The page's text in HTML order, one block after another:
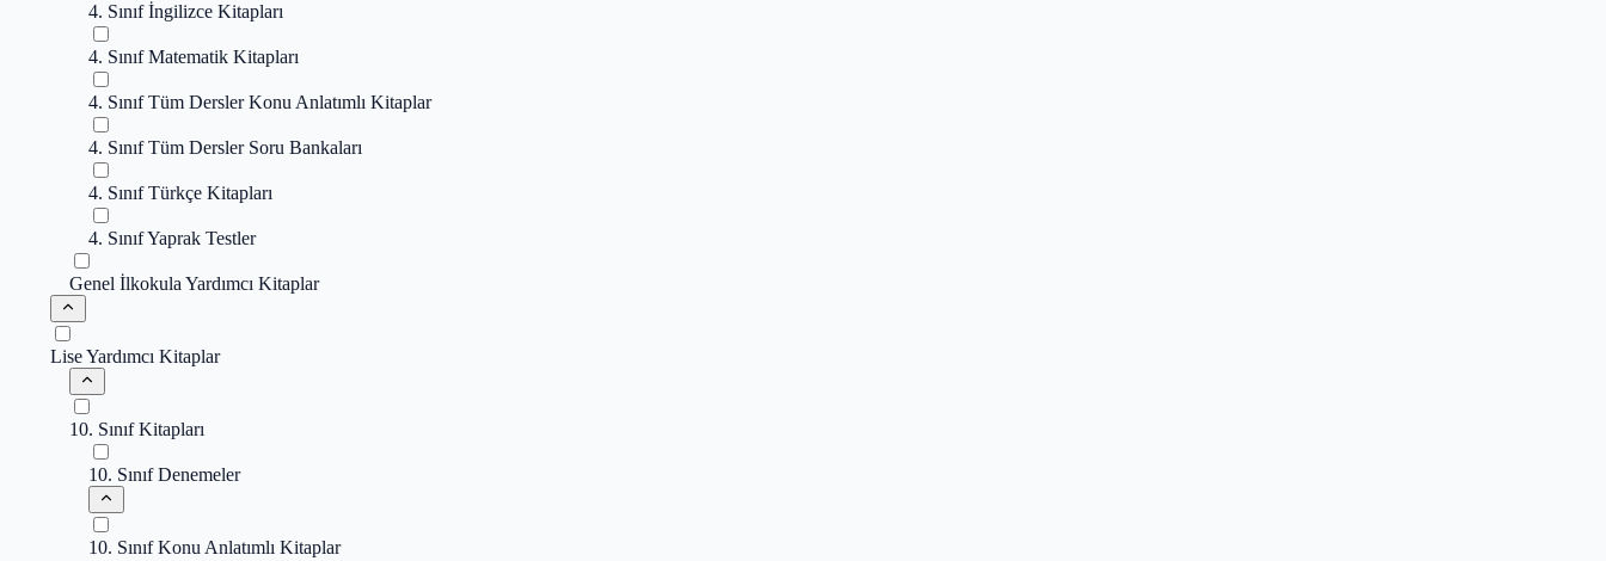
4. Sınıf İngilizce Kitapları
4. Sınıf Matematik Kitapları
4. Sınıf Tüm Dersler Konu Anlatımlı Kitaplar
4. Sınıf Tüm Dersler Soru Bankaları
4. Sınıf Türkçe Kitapları
4. Sınıf Yaprak Testler
Genel İlkokula Yardımcı Kitaplar
Lise Yardımcı Kitaplar
10. Sınıf Kitapları
10. Sınıf Denemeler
10. Sınıf Konu Anlatımlı Kitaplar